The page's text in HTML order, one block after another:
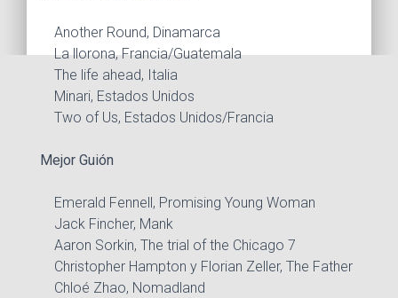
Another Round, Dinamarca
La llorona, Francia/Guatemala
The life ahead, Italia
Minari, Estados Unidos
Two of Us, Estados Unidos/Francia
Mejor Guión
Emerald Fennell, Promising Young Woman
Jack Fincher, Mank
Aaron Sorkin, The trial of the Chicago 7
Christopher Hampton y Florian Zeller, The Father
Chloé Zhao, Nomadland